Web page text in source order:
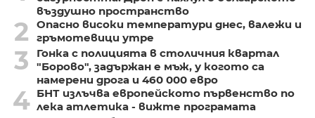
въздушно пространство
2
Опасно високи температури днес, валежи и
гръмотевици утре
3
Гонка с полицията в столичния квартал
"Борово", задържан е мъж, у когото са
намерени дрога и 460 000 евро
4 БНТ излъчва европейското първенство по
лека атлетика - вижте програмата